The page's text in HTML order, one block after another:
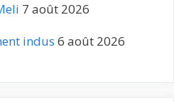
7 août 2026
indus 6 août 2026